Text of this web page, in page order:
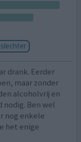
drank. Eerder
maar zonder
alcoholvrij en
nodig. Ben wel
nog enkele
het enige